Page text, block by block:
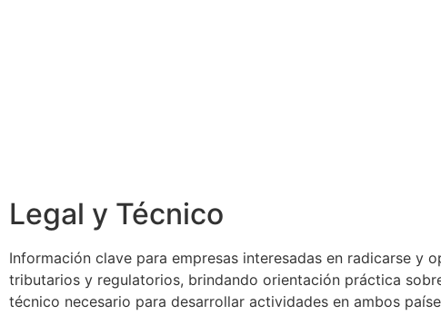
Legal y Técnico
Información clave para empresas interesadas en radicarse y
tributarios y regulatorios, brindando orientación práctica
técnico necesario para desarrollar actividades en ambos